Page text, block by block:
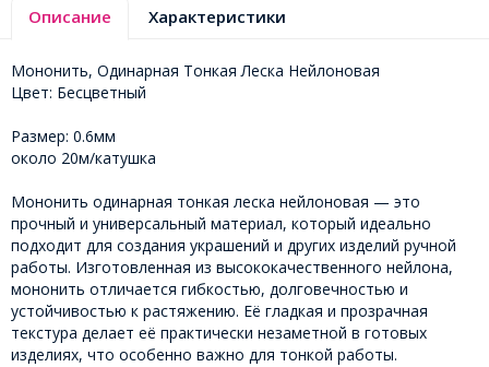
Описание Характеристики
Мононить, Одинарная Тонкая Леска Нейлоновая
Цвет: Бесцветный
Размер: 0.6мм
около 20м/катушка
Мононить одинарная тонкая леска нейлоновая — это
прочный и универсальный материал, который идеально
подходит для создания украшений и других изделий ручной
работы. Изготовленная из высококачественного нейлона,
мононить отличается гибкостью, долговечностью и
устойчивостью к растяжению. Её гладкая и прозрачная
текстура делает её практически незаметной в готовых
изделиях, что особенно важно для тонкой работы.